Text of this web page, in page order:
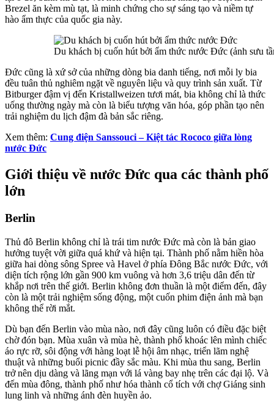
Brezel ăn kèm mù tạt, là minh chứng cho sự sáng tạo và niềm tự
hào ẩm thực của quốc gia này.
Du khách bị cuốn hút bởi ẩm thức nước Đức (ảnh sưu
Đức cũng là xứ sở của những dòng bia danh tiếng, nơi mỗi ly bia
đều tuân thủ nghiêm ngặt về nguyên liệu và quy trình sản xuất. Từ
Bitburger đậm vị đến Kristallweizen tươi mát, bia không chỉ là thức
uống thường ngày mà còn là biểu tượng văn hóa, góp phần tạo nên
trải nghiệm du lịch đậm đà bản sắc riêng.
Xem thêm: Cung điện Sanssouci – Kiệt tác Rococo giữa lòng
nước Đức
Giới thiệu về nước Đức qua các thành phố
lớn
Berlin
Thủ đô Berlin không chỉ là trái tim nước Đức mà còn là bản giao
hưởng tuyệt vời giữa quá khứ và hiện tại. Thành phố nằm hiền hòa
giữa hai dòng sông Spree và Havel ở phía Đông Bắc nước Đức, với
diện tích rộng lớn gần 900 km vuông và hơn 3,6 triệu dân đến từ
khắp nơi trên thế giới. Berlin không đơn thuần là một điểm đến, đây
còn là một trải nghiệm sống động, một cuốn phim điện ảnh mà bạn
không thể rời mắt.
Dù bạn đến Berlin vào mùa nào, nơi đây cũng luôn có điều đặc biệt
chờ đón bạn. Mùa xuân và mùa hè, thành phố khoác lên mình chiếc
áo rực rỡ, sôi động với hàng loạt lễ hội âm nhạc, triển lãm nghệ
thuật và những buổi picnic đầy sắc màu. Khi mùa thu sang, Berlin
trở nên dịu dàng và lãng mạn với lá vàng bay nhẹ trên các đại lộ. Và
đến mùa đông, thành phố như hóa thành cổ tích với chợ Giáng sinh
lung linh và những ánh đèn huyền ảo.